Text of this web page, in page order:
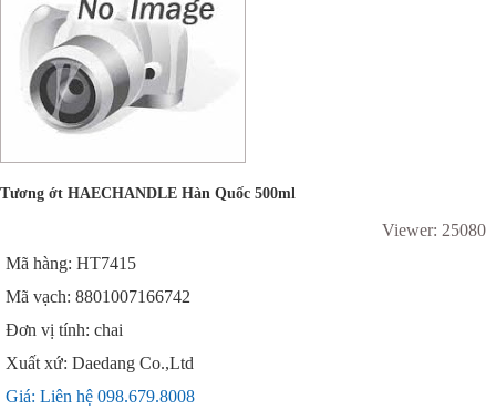
Tương ớt HAECHANDLE Hàn Quốc 500ml
Viewer: 25080
Mã hàng: HT7415
Mã vạch: 8801007166742
Đơn vị tính: chai
Xuất xứ: Daedang Co.,Ltd
Giá: Liên hệ 098.679.8008